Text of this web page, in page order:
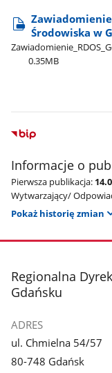
Środowiska w
0.35MB
Informacje o
Pierwsza publikacja:
Wytwarzający/
Pokaż historię zmian
stopka
Regionalna
Gdańsku
ADRES
ul. Chmielna 54/57
80-748 Gdańsk